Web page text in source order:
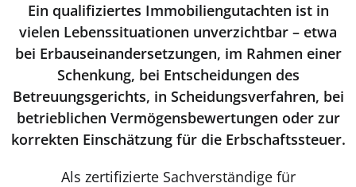
Ein qualifiziertes Immobiliengutachten ist in
vielen Lebenssituationen unverzichtbar – etwa
bei Erbauseinandersetzungen, im Rahmen einer
Schenkung, bei Entscheidungen des
Betreuungsgerichts, in Scheidungsverfahren, bei
betrieblichen Vermögensbewertungen oder zur
korrekten Einschätzung für die Erbschaftssteuer.
Als zertifizierte Sachverständige für